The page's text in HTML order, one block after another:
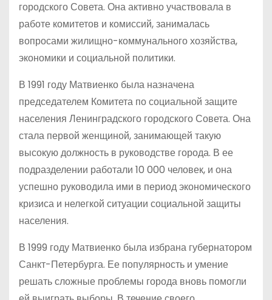
городского Совета. Она активно участвовала в
работе комитетов и комиссий, занималась
вопросами жилищно-коммунального хозяйства,
экономики и социальной политики.
В 1991 году Матвиенко была назначена
председателем Комитета по социальной защите
населения Ленинградского городского Совета. Она
стала первой женщиной, занимающей такую
высокую должность в руководстве города. В ее
подразделении работали 10 000 человек, и она
успешно руководила ими в период экономического
кризиса и нелегкой ситуации социальной защиты
населения.
В 1999 году Матвиенко была избрана губернатором
Санкт-Петербурга. Ее популярность и умение
решать сложные проблемы города вновь помогли